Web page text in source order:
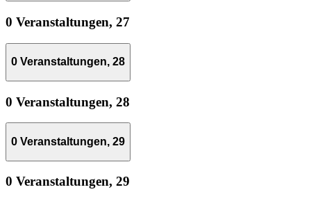
0 Veranstaltungen, 27
0 Veranstaltungen, 28
0 Veranstaltungen, 28
0 Veranstaltungen, 29
0 Veranstaltungen, 29